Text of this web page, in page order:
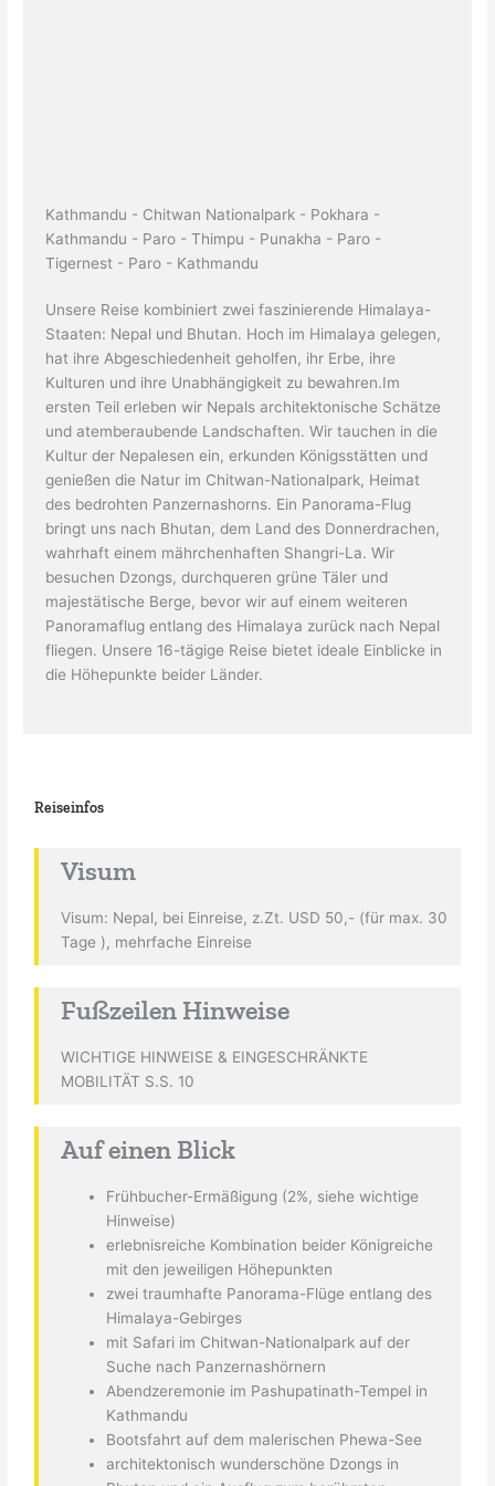
Kathmandu - Chitwan Nationalpark - Pokhara -
Kathmandu - Paro - Thimpu - Punakha - Paro -
Tigernest - Paro - Kathmandu
Unsere Reise kombiniert zwei faszinierende Himalaya-
Staaten: Nepal und Bhutan. Hoch im Himalaya gelegen,
hat ihre Abgeschiedenheit geholfen, ihr Erbe, ihre
Kulturen und ihre Unabhängigkeit zu bewahren.Im
ersten Teil erleben wir Nepals architektonische Schätze
und atemberaubende Landschaften. Wir tauchen in die
Kultur der Nepalesen ein, erkunden Königsstätten und
genießen die Natur im Chitwan-Nationalpark, Heimat
des bedrohten Panzernashorns. Ein Panorama-Flug
bringt uns nach Bhutan, dem Land des Donnerdrachen,
wahrhaft einem mährchenhaften Shangri-La. Wir
besuchen Dzongs, durchqueren grüne Täler und
majestätische Berge, bevor wir auf einem weiteren
Panoramaflug entlang des Himalaya zurück nach Nepal
fliegen. Unsere 16-tägige Reise bietet ideale Einblicke in
die Höhepunkte beider Länder.
Reiseinfos
Visum
Visum: Nepal, bei Einreise, z.Zt. USD 50,- (für max. 30
Tage ), mehrfache Einreise
Fußzeilen Hinweise
WICHTIGE HINWEISE & EINGESCHRÄNKTE
MOBILITÄT S.S. 10
Auf einen Blick
Frühbucher-Ermäßigung (2%, siehe wichtige
Hinweise)
erlebnisreiche Kombination beider Königreiche
mit den jeweiligen Höhepunkten
zwei traumhafte Panorama-Flüge entlang des
Himalaya-Gebirges
mit Safari im Chitwan-Nationalpark auf der
Suche nach Panzernashörnern
Abendzeremonie im Pashupatinath-Tempel in
Kathmandu
Bootsfahrt auf dem malerischen Phewa-See
architektonisch wunderschöne Dzongs in